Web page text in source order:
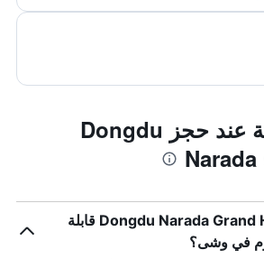
الأسئلة الشائعة عند حجز Dongdu
هل الأسعار في Dongdu Narada Grand Hotel قابلة